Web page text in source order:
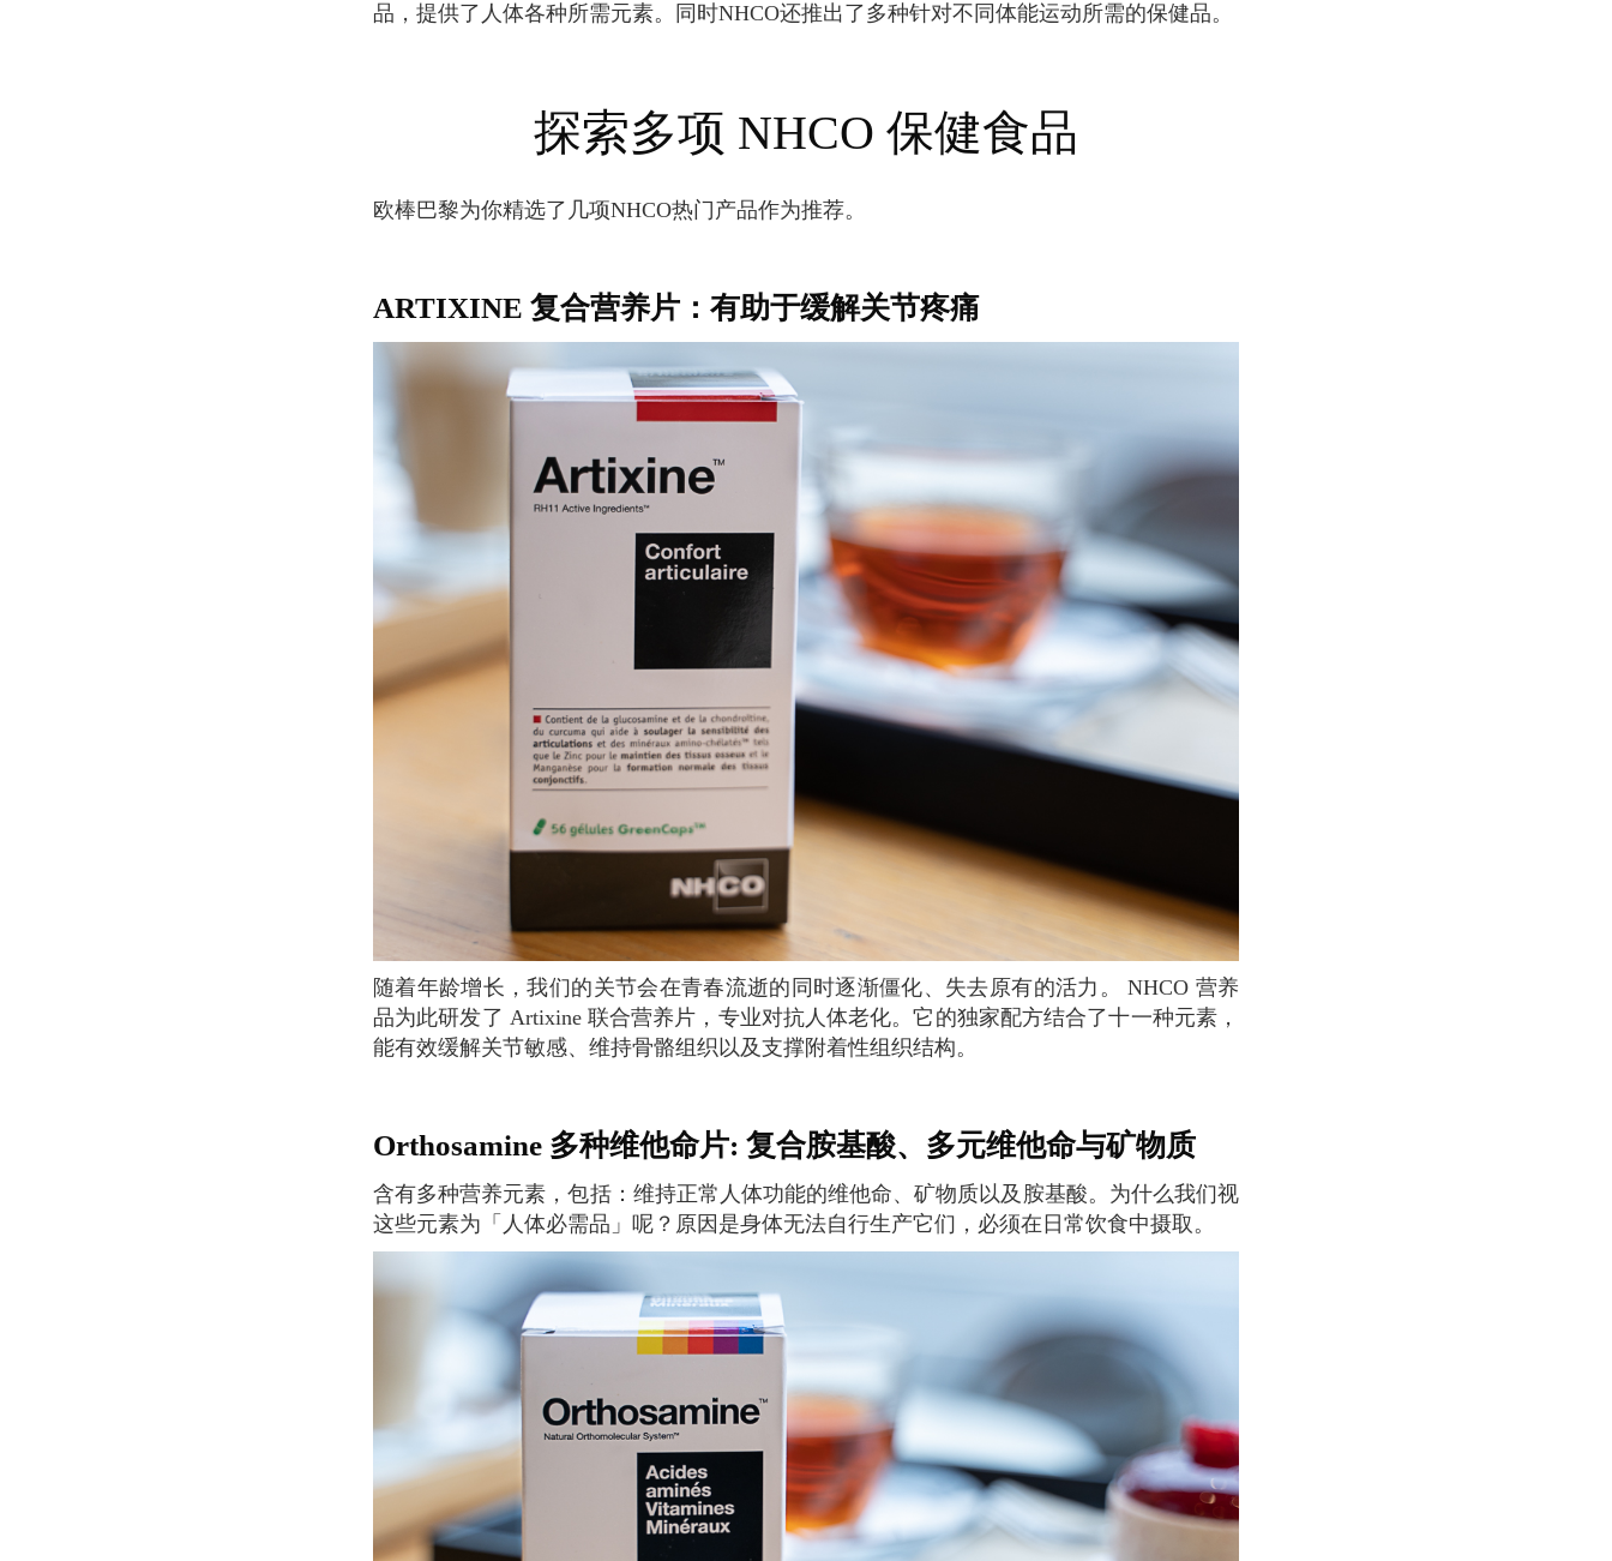
品，提供了人体各种所需元素。同时NHCO还推出了多种针对不同体能运动所需的保健品。
探索多项 NHCO 保健食品
欧棒巴黎为你精选了几项NHCO热门产品作为推荐。
ARTIXINE 复合营养片：有助于缓解关节疼痛
随着年龄增长，我们的关节会在青春流逝的同时逐渐僵化、失去原有的活力。 NHCO 营养
品为此研发了 Artixine 联合营养片，专业对抗人体老化。它的独家配方结合了十一种元素，
能有效缓解关节敏感、维持骨骼组织以及支撑附着性组织结构。
Orthosamine 多种维他命片: 复合胺基酸、多元维他命与矿物质
含有多种营养元素，包括：维持正常人体功能的维他命、矿物质以及胺基酸。为什么我们视
这些元素为「人体必需品」呢？原因是身体无法自行生产它们，必须在日常饮食中摄取。